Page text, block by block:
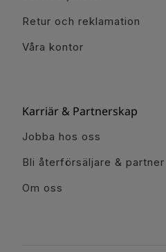
Retur och reklamation
Våra kontor
Karriär & Partnerskap
Jobba hos oss
Bli återförsäljare & partner
Om oss